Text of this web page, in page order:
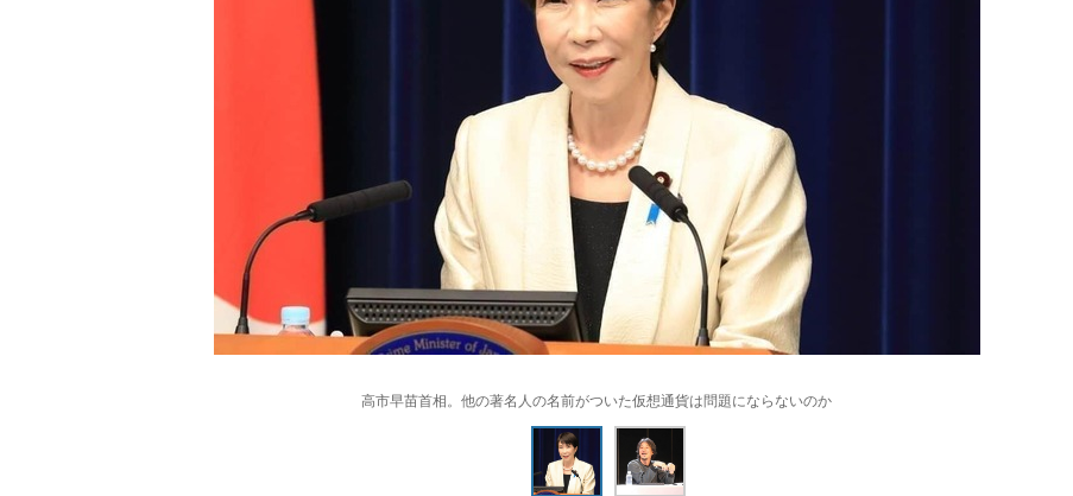
高市早苗首相。他の著名人の名前がついた仮想通貨は問題にならないのか